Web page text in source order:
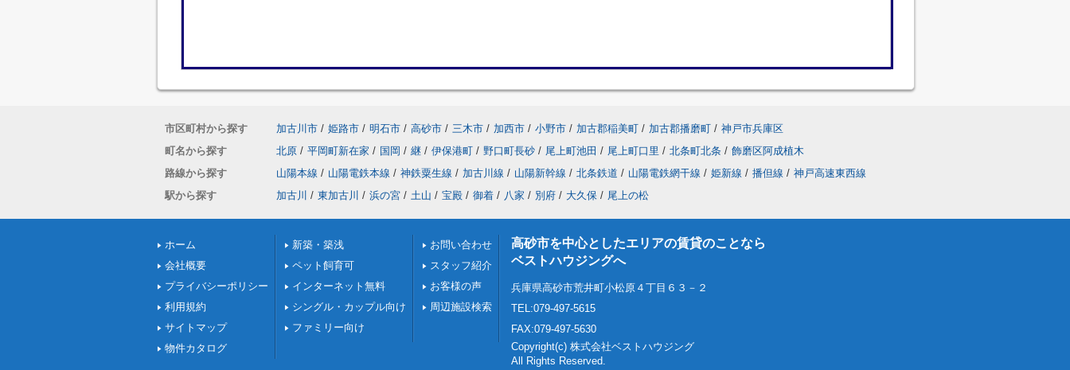
市区町村から探す 加古川市 / 姫路市 / 明石市 / 高砂市 / 三木市 / 加西市 / 小野市 / 加古郡稲美町 / 加古郡播磨町 / 神戸市兵庫区
町名から探す
北原 / 平岡町新在家 / 国岡 / 継 / 伊保港町 / 野口町長砂 / 尾上町池田 / 尾上町口里 / 北条町北条 / 飾磨区阿成植木
路線から探す
山陽本線 / 山陽電鉄本線 / 神鉄粟生線 / 加古川線 / 山陽新幹線 / 北条鉄道 / 山陽電鉄網干線 / 姫新線 / 播但線 / 神戸高速東西線
駅から探す
加古川 / 東加古川 / 浜の宮 / 土山 / 宝殿 / 御着 / 八家 / 別府 / 大久保 / 尾上の松
ホーム
会社概要
プライバシーポリシー
利用規約
サイトマップ
物件カタログ
新築・築浅
ペット飼育可
インターネット無料
シングル・カップル向け
ファミリー向け
お問い合わせ
スタッフ紹介
お客様の声
周辺施設検索
高砂市を中心としたエリアの賃貸のことなら
ベストハウジングへ
兵庫県高砂市荒井町小松原４丁目６３－２
TEL:079-497-5615
FAX:079-497-5630
Copyright(c) 株式会社ベストハウジング
All Rights Reserved.